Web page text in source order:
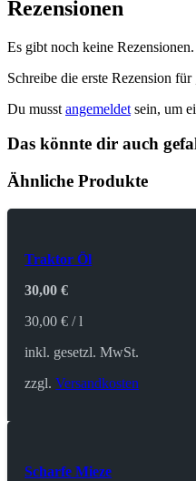
Rezensionen
Es gibt noch keine Rezensionen.
Schreibe die erste Rezension für
Du musst angemeldet sein, um
Das könnte dir auch
Ähnliche Produkte
Traktor Öl
30,00€
30,00€ /l
inkl. gesetzl. MwSt.
zzgl.Versandkosten
Scharfe Mieze